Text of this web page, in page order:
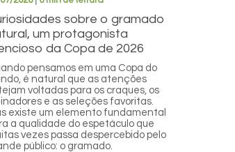
sobre o gramado
um protagonista
da Copa de 2026
pensamos em uma Copa do
é natural que as atenções
voltadas para os craques, os
e as seleções favoritas.
existe um elemento fundamental
a qualidade do espetáculo que
vezes passa despercebido pelo
público: o gramado.